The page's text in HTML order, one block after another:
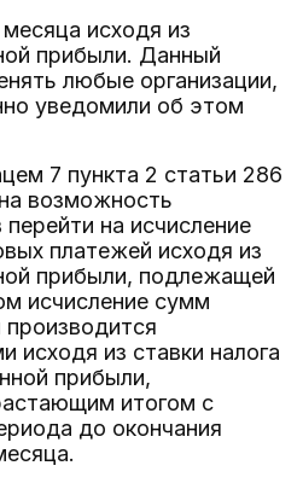
исходя из
прибыли. Данный
любые организации,
уведомили об этом
7 пункта 2 статьи 286
возможность
на исчисление
платежей исходя из
прибыли, подлежащей
исчисление сумм
исходя из ставки налога
прибыли,
итогом с
до окончания